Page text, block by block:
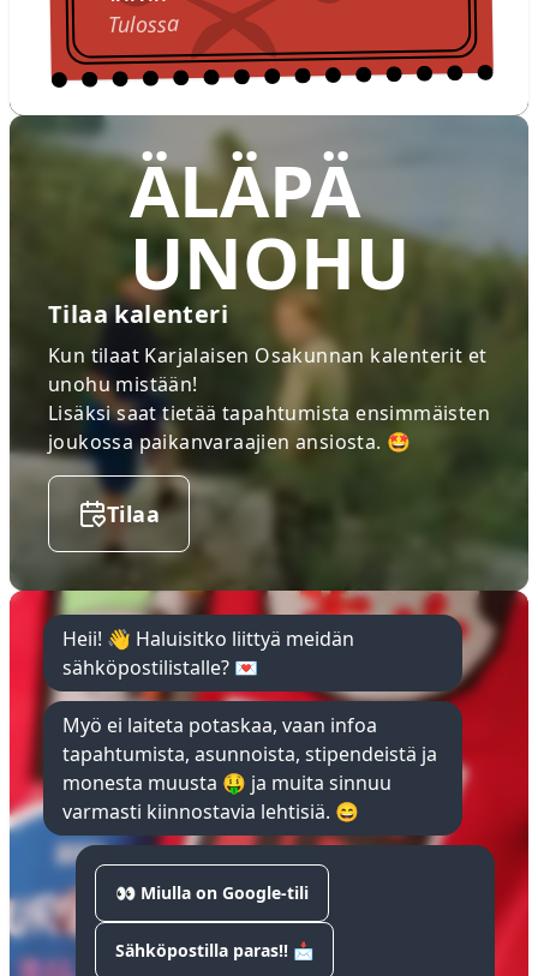
Tulossa
ÄLÄPÄ
UNOHU
Tilaa kalenteri
Kun tilaat Karjalaisen Osakunnan kalenterit et
unohu mistään!
Lisäksi saat tietää tapahtumista ensimmäisten
joukossa paikanvaraajien ansiosta. 🤩
Tilaa
Heii! 👋 Haluisitko liittyä meidän
sähköpostilistalle? 💌
Myö ei laiteta potaskaa, vaan infoa
tapahtumista, asunnoista, stipendeistä ja
monesta muusta 🤑 ja muita sinnuu
varmasti kiinnostavia lehtisiä. 😄
👀 Miulla on Google-tili
Sähköpostilla paras!! 📩